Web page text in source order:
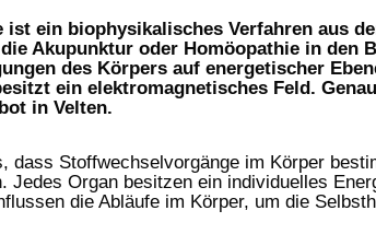
ist ein biophysikalisches Verfahren aus
Akupunktur oder Homöopathie in den
des Körpers auf energetischer
ein elektromagnetisches Feld.
in Velten.
dass Stoffwechselvorgänge im Körper
Jedes Organ besitzen ein individuelles
die Abläufe im Körper, um die